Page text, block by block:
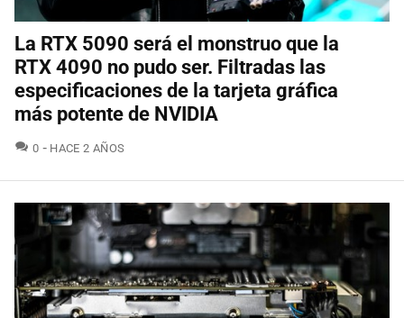
La RTX 5090 será el monstruo que la
RTX 4090 no pudo ser. Filtradas las
especificaciones de la tarjeta gráfica
más potente de NVIDIA
0 COMENTARIOS
HACE 2 AÑOS